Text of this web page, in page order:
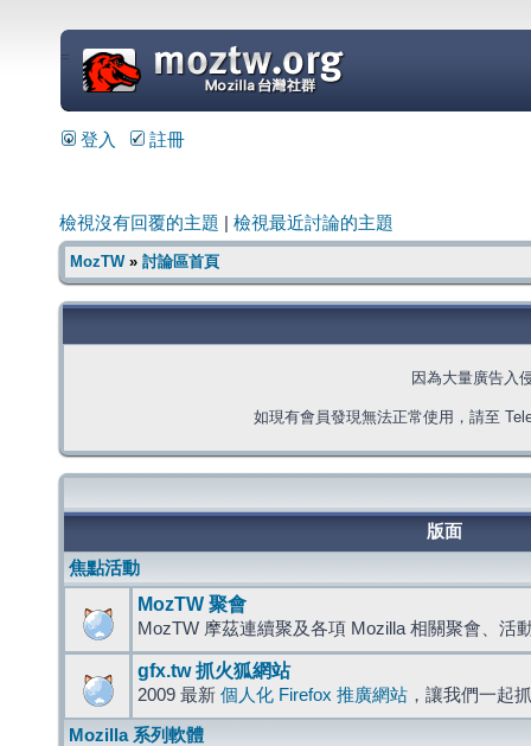
=
登入 註冊
檢視沒有回覆的主題 檢視最近討論的主題
MozTW» 討論區首頁
因為大量廣告入
如現有會員發現無法正常使用，請至
版面
焦點活動
MozTW 聚會
MozTW 摩茲連續聚及各項 Mozilla 相關聚會、活
gfx.tw 抓火狐網站
2009 最新 個人化 Firefox 推廣網站 ，讓我們一起
Mozilla 系列軟體